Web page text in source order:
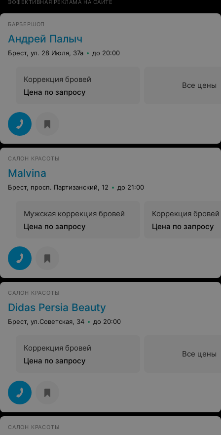
ЭФФЕКТИВНАЯ РЕКЛАМА НА САЙТЕ
БАРБЕРШОП
Андрей Палыч
Брест, ул. 28 Июля, 37а до 20:00
Коррекция бровей
Цена по запросу
Все цены
САЛОН КРАСОТЫ
Malvina
Брест, просп. Партизанский, 12 до 21:00
Мужская коррекция бровей
Цена по запросу
Коррекция
Цена по запросу
САЛОН КРАСОТЫ
Didas Persia Beauty
Брест, ул.Советская, 34 до 20:00
Коррекция бровей
Цена по запросу
Все цены
САЛОН КРАСОТЫ